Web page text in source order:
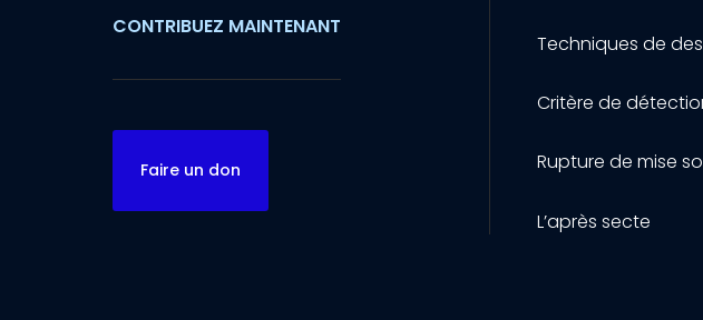
CONTRIBUEZ MAINTENANT
Faire un don
Techniques de
Critère de
Rupture de mise
L’après secte